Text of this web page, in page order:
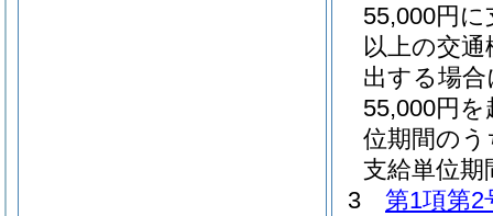
55,000円
以上の交
出する場
55,000円
位期間の
支給単位
3
第1項第2